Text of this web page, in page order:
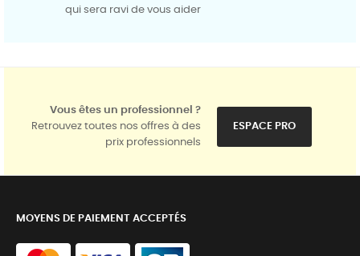
qui sera ravi de vous aider
Vous êtes un professionnel ?
Retrouvez toutes nos offres à des
prix professionnels
ESPACE PRO
MOYENS DE PAIEMENT ACCEPTÉS